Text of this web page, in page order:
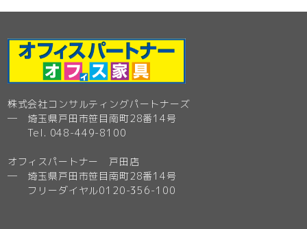
株式会社コンサルティングパートナーズ
─ 埼玉県戸田市笹目南町28番14号
Tel. 048-449-8100
オフィスパートナー 戸田店
─ 埼玉県戸田市笹目南町28番14号
フリーダイヤル0120-356-100